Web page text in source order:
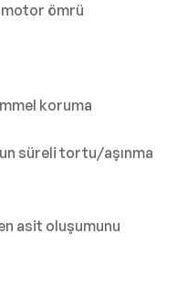
ömrü
koruma
süreli tortu/aşınma
asit oluşumunu